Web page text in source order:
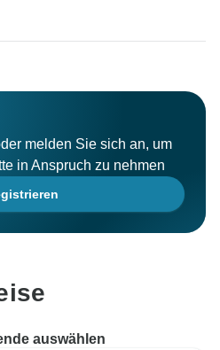
melden Sie sich an, um
in Anspruch zu nehmen
auswählen